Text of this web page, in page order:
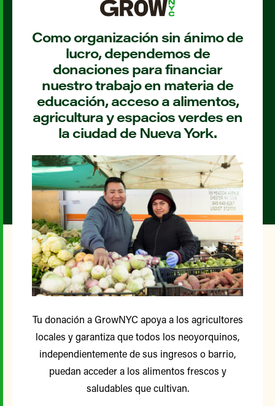
Como organización sin ánimo de
lucro, dependemos de
donaciones para financiar
nuestro trabajo en materia de
educación, acceso a alimentos,
agricultura y espacios verdes en
la ciudad de Nueva York.
Tu donación a GrowNYC apoya a los agricultores
locales y garantiza que todos los neoyorquinos,
independientemente de sus ingresos o barrio,
puedan acceder a los alimentos frescos y
saludables que cultivan.